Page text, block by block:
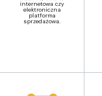
internetowa czy
elektroniczna
platforma
sprzedażowa.